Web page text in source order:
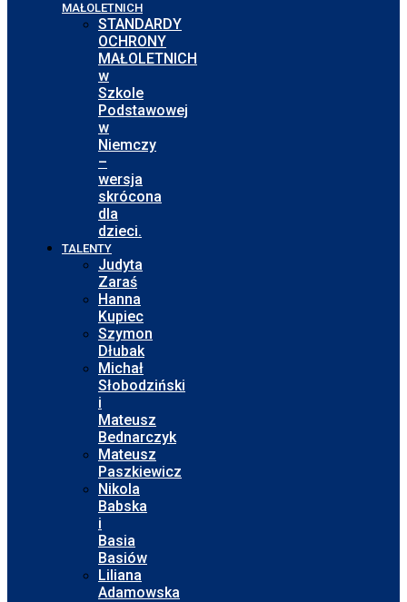
MAŁOLETNICH
STANDARDY
OCHRONY
MAŁOLETNICH
w
Szkole
Podstawowej
w
Niemczy
–
wersja
skrócona
dla
dzieci.
TALENTY
Judyta
Zaraś
Hanna
Kupiec
Szymon
Dłubak
Michał
Słobodziński
i
Mateusz
Bednarczyk
Mateusz
Paszkiewicz
Nikola
Babska
i
Basia
Basiów
Liliana
Adamowska